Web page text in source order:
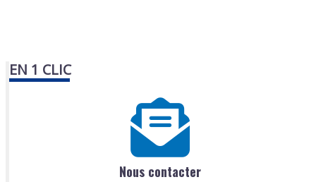
EN 1 CLIC
Nous contacter